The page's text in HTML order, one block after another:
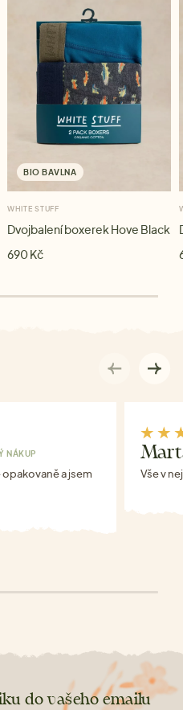
BIO BAVLNA
WHITE STUFF
Dvojbalení boxerek Hove Black
690 Kč
NÁKUP
a jsem
Vše v
do vašeho emailu